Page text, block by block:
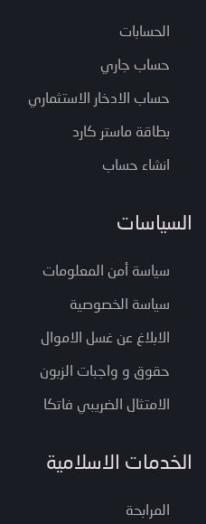
الحسابات
حساب جاري
حساب الادخار الاستثماري
بطاقة ماستر كارد
انشاء حساب
السياسات
سياسة أمن المعلومات
سياسة الخصوصية
الابلاغ عن غسل الاموال
حقوق و واجبات الزبون
الامتثال الضريبي فاتكا
الخدمات الاسلامية
المرابحة